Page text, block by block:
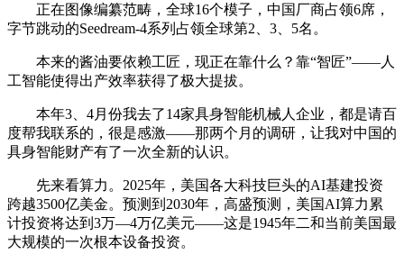
正在图像编纂范畴，全球16个模子，中国厂商占领6席，
字节跳动的Seedream-4系列占领全球第2、3、5名。
本来的酱油要依赖工匠，现正在靠什么？靠“智匠”——人
工智能使得出产效率获得了极大提拔。
本年3、4月份我去了14家具身智能机械人企业，都是请百
度帮我联系的，很是感激——那两个月的调研，让我对中国的
具身智能财产有了一次全新的认识。
先来看算力。2025年，美国各大科技巨头的AI基建投资
跨越3500亿美金。预测到2030年，高盛预测，美国AI算力累
计投资将达到3万—4万亿美元——这是1945年二和当前美国最
大规模的一次根本设备投资。